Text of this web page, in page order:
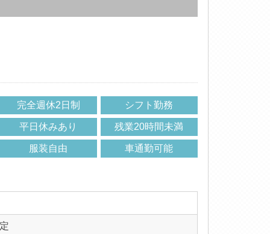
完全週休2日制 シフト勤務
平日休みあり 残業20時間未満
服装自由 車通勤可能